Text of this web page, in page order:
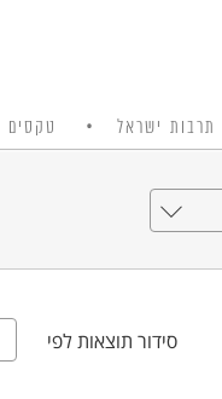
תרבות ישראל טקסים
סידור תוצאות לפי